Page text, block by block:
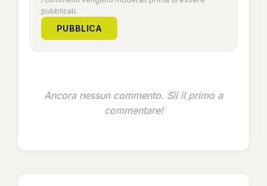
pubblicati.
PUBBLICA
Ancora nessun commento. Sii il primo a
commentare!